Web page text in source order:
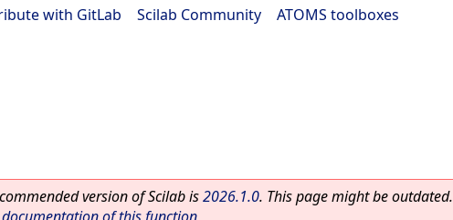
with GitLab Scilab Community ATOMS toolboxes
version of Scilab is2026.1.0. This page might be outdated.